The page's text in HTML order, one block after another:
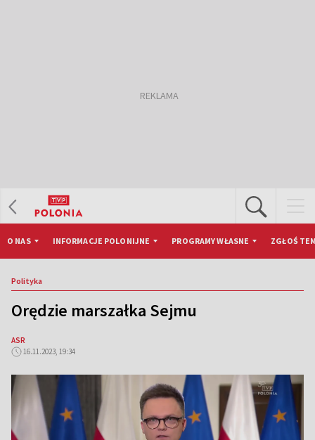
O NAS INFORMACJE POLONIJNE PROGRAMY WŁASNE ZGŁOŚ
Polityka
Orędzie marszałka Sejmu
ASR
16.11.2023, 19:34